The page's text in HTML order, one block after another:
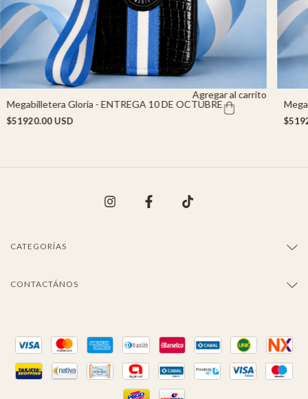
Megabilletera Gloria - ENTREGA 10 DE OCTUBRE
$51920.00 USD
Agregar al carrito
CATEGORÍAS
CONTACTÁNOS